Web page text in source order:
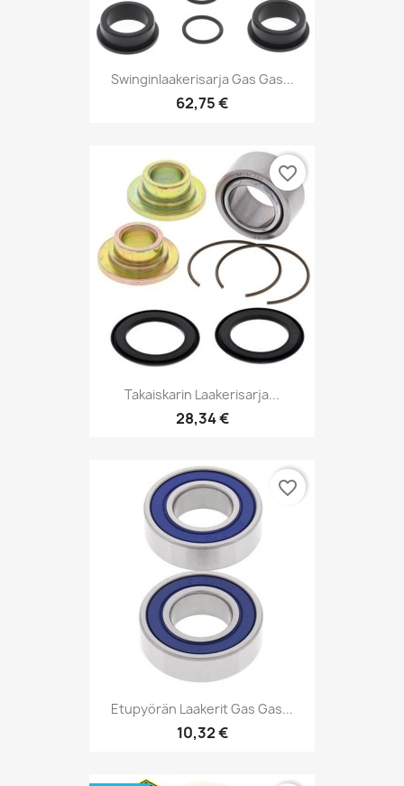
Swinginlaakerisarja Gas Gas...
62,75 €
Takaiskarin Laakerisarja...
28,34 €
favorite_border
Etupyörän Laakerit Gas Gas...
10,32 €
favorite_border